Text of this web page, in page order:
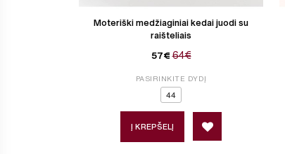
Moteriški medžiaginiai kedai juodi su
raišteliais
57€ 64€
PASIRINKITE DYDĮ
44
Į KREPŠELĮ